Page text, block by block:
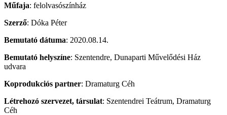
Műfaja: felolvasószínház
Szerző: Dóka Péter
Bemutató dátuma: 2020.08.14.
Bemutató helyszíne: Szentendre, Dunaparti Művelődési Ház
udvara
Koprodukciós partner: Dramaturg Céh
Létrehozó szervezet, társulat: Szentendrei Teátrum, Dramaturg
Céh